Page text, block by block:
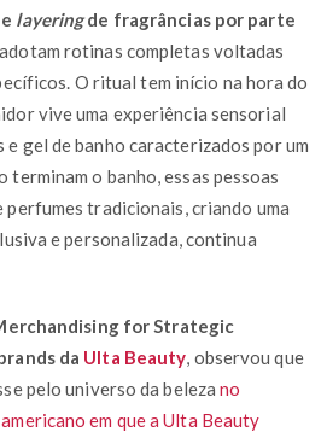
layeringde fragrâncias por parte
adotam rotinas completas voltadas
O ritual tem início na hora do
vive uma experiência sensorial
e gel de banho caracterizados por um
terminam o banho, essas pessoas
perfumes tradicionais, criando uma
e personalizada, continua
for Strategic
da Ulta Beauty , observou que
pelo universo da belezano
em que a Ulta Beauty